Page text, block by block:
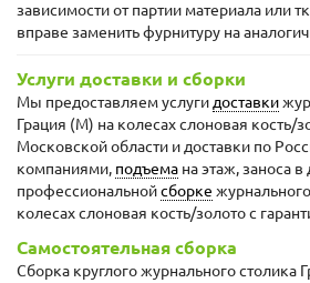
зависимости от партии материала или
вправе заменить фурнитуру на
Услуги доставки и сборки
Мы предоставляем услугидоставки
Грация (М) на колесах слоновая кость/
Московской области и доставки по
компаниями, подъема на этаж, заноса в
профессиональнойсборке
колесах слоновая кость/золото с
Самостоятельная сборка
Сборка круглого журнального столика